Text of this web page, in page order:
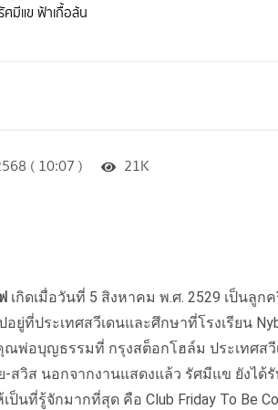
ศมีแข ฟ้าเกื้อล้น
( 10:07 ) 21K
เกิดเมื่อวันที่ 5 สิงหาคม พ.ศ. 2529 เป็นลูก
ยู่ที่ประเทศสวีเดนและศึกษาที่โรงเรียน
พ่อบุญธรรมที่ กรุงสต็อกโฮล์ม ประเทศส
วิส นอกจากงานแสดงแล้ว รัศมีแข ยังได้
นที่รู้จักมากที่สุด คือ Club Friday To Be